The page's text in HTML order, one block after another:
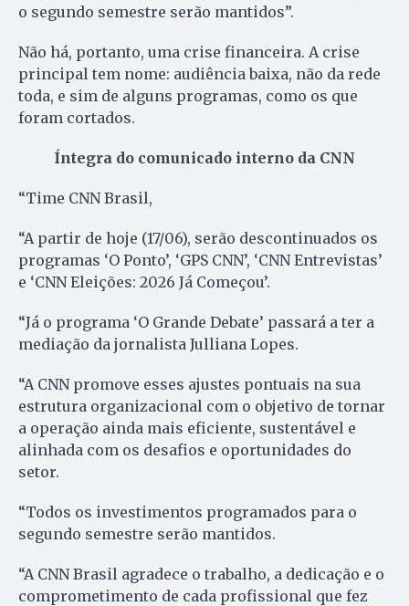
o segundo semestre serão mantidos”.
Não há, portanto, uma crise financeira. A crise
principal tem nome: audiência baixa, não da rede
toda, e sim de alguns programas, como os que
foram cortados.
Íntegra do comunicado interno da CNN
“Time CNN Brasil,
“A partir de hoje (17/06), serão descontinuados os
programas ‘O Ponto’, ‘GPS CNN’, ‘CNN Entrevistas’
e ‘CNN Eleições: 2026 Já Começou’.
“Já o programa ‘O Grande Debate’ passará a ter a
mediação da jornalista Julliana Lopes.
“A CNN promove esses ajustes pontuais na sua
estrutura organizacional com o objetivo de tornar
a operação ainda mais eficiente, sustentável e
alinhada com os desafios e oportunidades do
setor.
“Todos os investimentos programados para o
segundo semestre serão mantidos.
“A CNN Brasil agradece o trabalho, a dedicação e o
comprometimento de cada profissional que fez